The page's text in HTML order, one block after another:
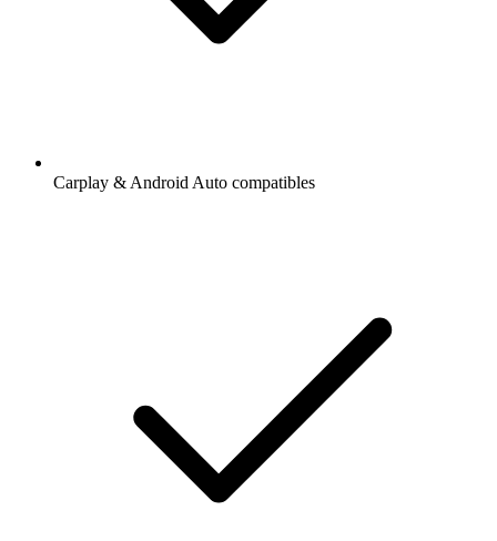
Carplay & Android Auto compatibles